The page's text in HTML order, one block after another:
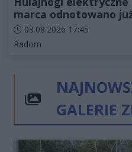
marca odnotowano
Data dodania artykułu:
08.08.2026 17:45
Kategorie artykułu:
Radom
GALERIE